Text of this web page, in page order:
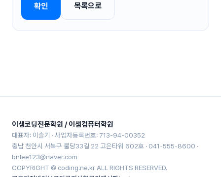
확인 목록으로
이샘코딩전문학원 / 이샘컴퓨터학원
대표자: 이슬기 · 사업자등록번호: 713-94-00352
충남 천안시 서북구 불당33길 22 고은타워 602호 · 041-555-8600 ·
bnlee123@naver.com
COPYRIGHT © coding.ne.kr ALL RIGHTS RESERVED.